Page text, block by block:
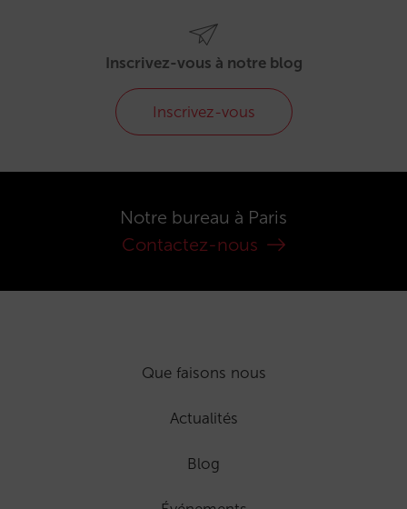
Inscrivez-vous à notre blog
Inscrivez-vous
Notre bureau à Paris
Contactez-nous
Que faisons nous
Actualités
Blog